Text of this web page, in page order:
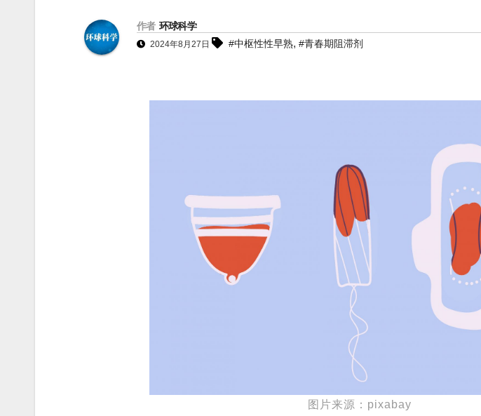
作者 环球科学
2024年8月27日 #中枢性性早熟, #青春期阻滞剂
图片来源：pixabay